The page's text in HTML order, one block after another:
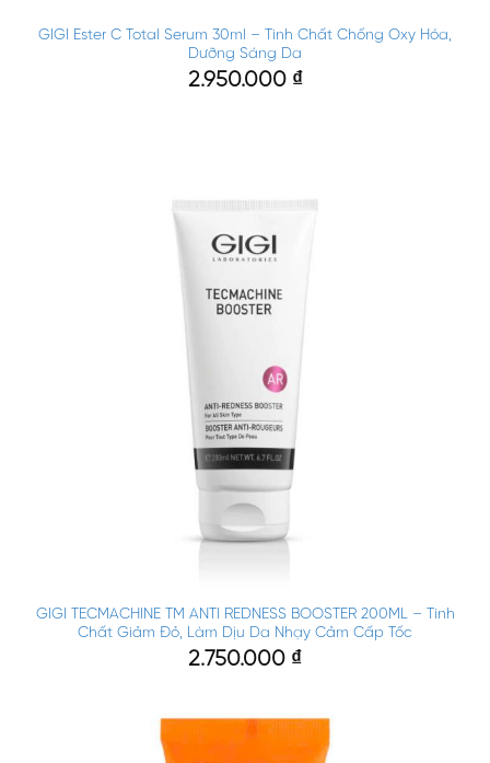
GIGI Ester C Total Serum 30ml – Tinh Chất Chống Oxy Hóa,
Dưỡng Sáng Da
2.950.000 ₫
GIGI TECMACHINE TM ANTI REDNESS BOOSTER 200ML – Tinh
Chất Giảm Đỏ, Làm Dịu Da Nhạy Cảm Cấp Tốc
2.750.000 ₫